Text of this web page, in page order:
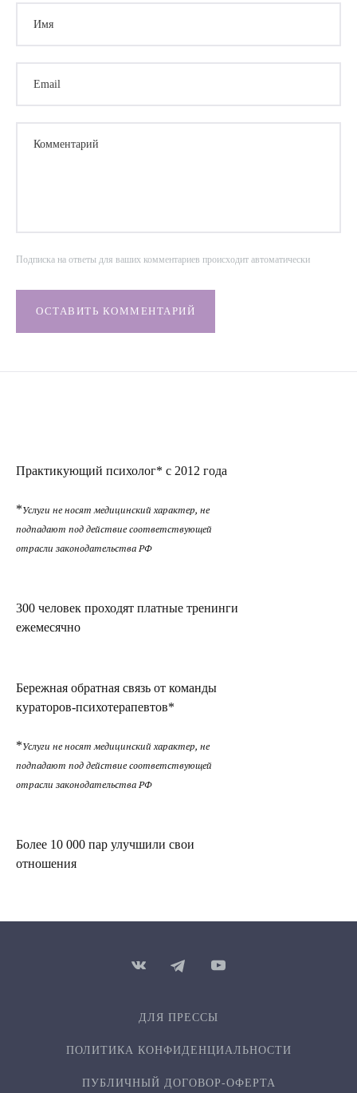
Имя
Email
Комментарий
Подписка на ответы для ваших комментариев происходит автоматически
ОСТАВИТЬ КОММЕНТАРИЙ
Практикующий психолог* с 2012 года
*Услуги не носят медицинский характер, не
подпадают под действие соответствующей
отрасли законодательства РФ
300 человек проходят платные тренинги
ежемесячно
Бережная обратная связь от команды
кураторов-психотерапевтов*
*Услуги не носят медицинский характер, не
подпадают под действие соответствующей
отрасли законодательства РФ
Более 10 000 пар улучшили свои
отношения
ДЛЯ ПРЕССЫ
ПОЛИТИКА КОНФИДЕН­ЦИ­АЛЬ­НОСТИ
ПУБЛИЧНЫЙ ДОГОВОР-ОФЕРТА